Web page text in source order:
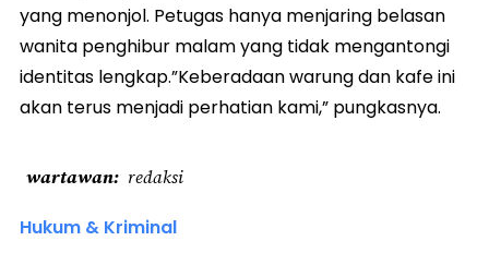
yang menonjol. Petugas hanya menjaring belasan
wanita penghibur malam yang tidak mengantongi
identitas lengkap.”Keberadaan warung dan kafe ini
akan terus menjadi perhatian kami,” pungkasnya.
wartawan redaksi
Hukum & Kriminal